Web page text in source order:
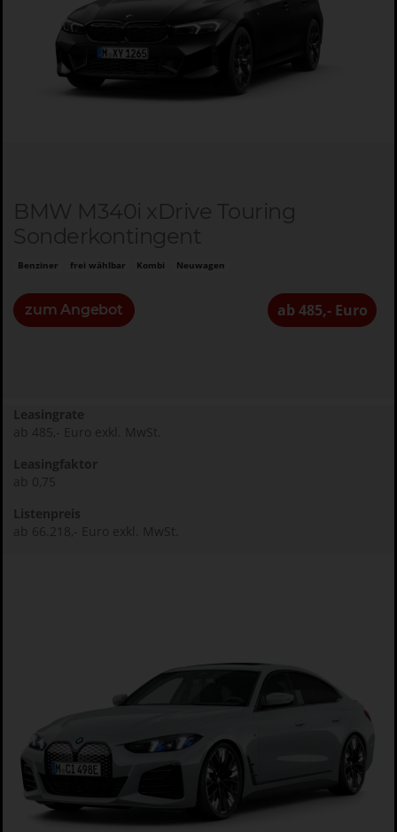
BMW M340i xDrive Touring
Sonderkontingent
Benziner frei wählbar Kombi Neuwagen
zum Angebot ab 485,- Euro
Leasingrate
ab 485,- Euro exkl. MwSt.
Leasingfaktor
ab 0,75
Listenpreis
ab 66.218,- Euro exkl. MwSt.